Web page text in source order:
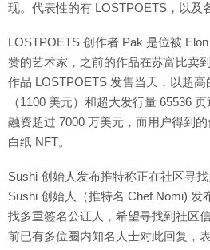
现。代表性的有 LOSTPOETS，以及
LOSTPOETS 创作者 Pak 是位被
赞的艺术家，之前的作品在苏富比卖
作品 LOSTPOETS 发售当天，以超高
（1100 美元）和超大发行量 65536
融资超过 7000 万美元，而用户得到
白纸 NFT。
Sushi 创始人发布推特称正在社区寻
Sushi 创始人（推特名 Chef Nomi) 发
找多重签名公证人，希望寻找到社区
前已有多位圈内知名人士对此回复，